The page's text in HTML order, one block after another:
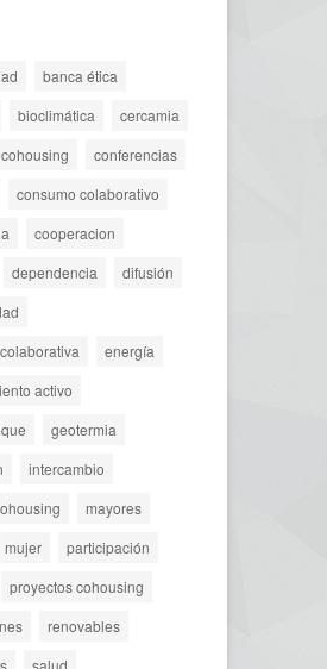
banca ética
bioclimática
cercamia
cohousing
conferencias
consumo colaborativo
cooperacion
dependencia
difusión
energía
activo
geotermia
intercambio
mayores
mujer
participación
proyectos cohousing
renovables